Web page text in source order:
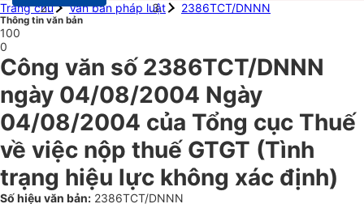
Trang chủ
Văn bản pháp luật 2386TCT/DNNN
Thông tin văn bản
100
0
Công văn số 2386TCT/DNNN
ngày 04/08/2004 Ngày
04/08/2004 của Tổng cục Thuế
về việc nộp thuế GTGT (Tình
trạng hiệu lực không xác định)
Số hiệu văn bản: 2386TCT/DNNN